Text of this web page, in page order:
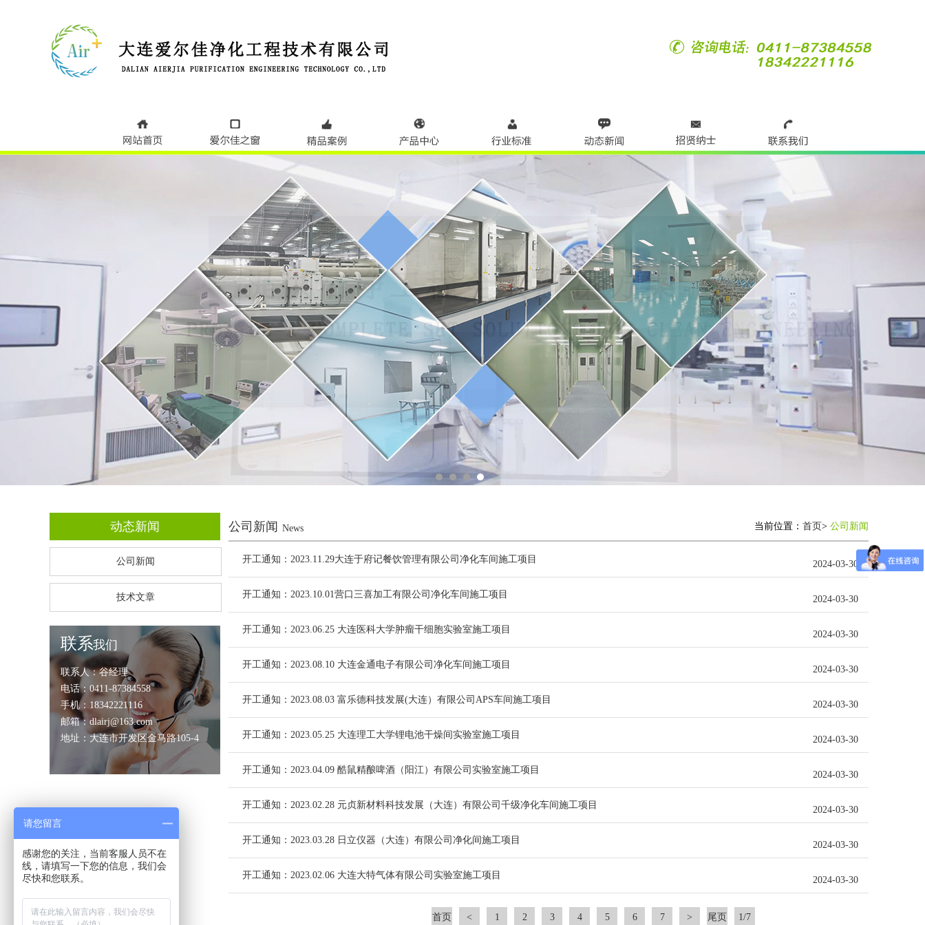
动态新闻
公司新闻
技术文章
联系我们
联系人：谷经理
电话：0411-87384558
手机：18342221116
邮箱：dlairj@163.com
地址：大连市开发区金马路105-4
公司新闻 News 公司新闻
当前位置： 首页>
2024-03-30
开工通知：2023.11.29大连于府记餐饮管理有限公司净化车间施工项目
2024-03-30
开工通知：2023.10.01营口三喜加工有限公司净化车间施工项目
2024-03-30
开工通知：2023.06.25 大连医科大学肿瘤干细胞实验室施工项目
2024-03-30
开工通知：2023.08.10 大连金通电子有限公司净化车间施工项目
2024-03-30
开工通知：2023.08.03 富乐德科技发展(大连）有限公司APS车间施工项目
2024-03-30
开工通知：2023.05.25 大连理工大学锂电池干燥间实验室施工项目
2024-03-30
开工通知：2023.04.09 酷鼠精酿啤酒（阳江）有限公司实验室施工项目
2024-03-30
开工通知：2023.02.28 元贞新材料科技发展（大连）有限公司千级净化车间施工项目
2024-03-30
开工通知：2023.03.28 日立仪器（大连）有限公司净化间施工项目
2024-03-30
开工通知：2023.02.06 大连大特气体有限公司实验室施工项目
首页 < 1 2 3 4 5 6 7 > 尾页 1/7
请您留言
感谢您的关注，当前客服人员不在
线，请填写一下您的信息，我们会
尽快和您联系。